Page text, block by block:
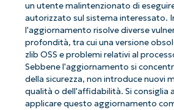
un utente malintenzionato di
autorizzato sul sistema interessato.
l'aggiornamento risolve diverse
profondità, tra cui una versione
zlib OSS e problemi relativi al
Sebbene l'aggiornamento si
della sicurezza, non introduce nuovi
qualità o dell'affidabilità. Si consiglia
applicare questo aggiornamento